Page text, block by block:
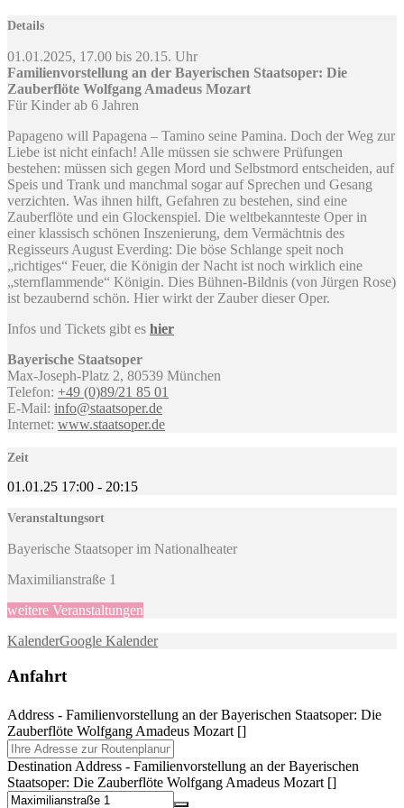
Details
01.01.2025, 17.00 bis 20.15. Uhr
Familienvorstellung an der Bayerischen Staatsoper: Die
Zauberflöte Wolfgang Amadeus Mozart
Für Kinder ab 6 Jahren
Papageno will Papagena – Tamino seine Pamina. Doch der Weg zur
Liebe ist nicht einfach! Alle müssen sie schwere Prüfungen
bestehen: müssen sich gegen Mord und Selbstmord entscheiden, auf
Speis und Trank und manchmal sogar auf Sprechen und Gesang
verzichten. Was ihnen hilft, Gefahren zu bestehen, sind eine
Zauberflöte und ein Glockenspiel. Die weltbekannteste Oper in
einer klassisch schönen Inszenierung, dem Vermächtnis des
Regisseurs August Everding: Die böse Schlange speit noch
„richtiges“ Feuer, die Königin der Nacht ist noch wirklich eine
„sternflammende“ Königin. Dies Bühnen-Bildnis (von Jürgen Rose)
ist bezaubernd schön. Hier wirkt der Zauber dieser Oper.
Infos und Tickets gibt es hier
Bayerische Staatsoper
Max-Joseph-Platz 2, 80539 München
Telefon: +49 (0)89/21 85 01
E-Mail: info@staatsoper.de
Internet: www.staatsoper.de
Zeit
01.01.25 17:00 - 20:15
Veranstaltungsort
Bayerische Staatsoper im Nationalheater
Maximilianstraße 1
weitere Veranstaltungen
KalenderGoogle Kalender
Anfahrt
Address - Familienvorstellung an der Bayerischen Staatsoper: Die
Zauberflöte Wolfgang Amadeus Mozart []
Destination Address - Familienvorstellung an der Bayerischen
Staatsoper: Die Zauberflöte Wolfgang Amadeus Mozart []